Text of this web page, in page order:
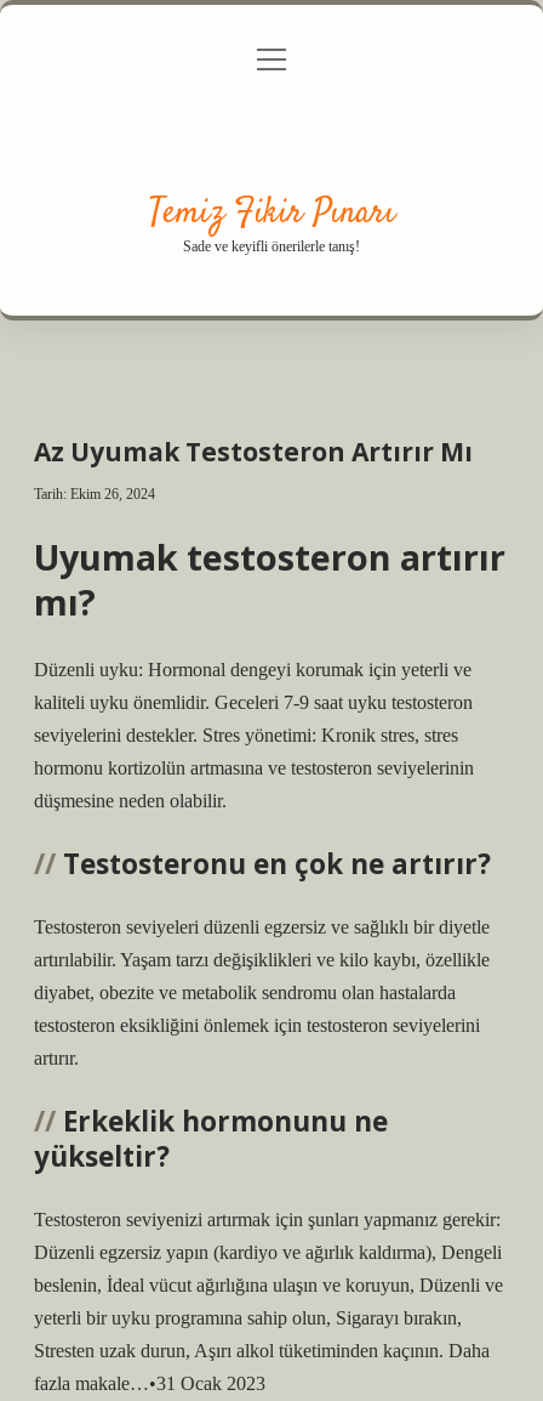
Gizlilik Politikası
menüyü
Temiz Fikir Pınarı
Sade ve keyifli önerilerle tanış!
Az Uyumak Testosteron Artırır Mı
Tarih: Ekim 26, 2024
Uyumak testosteron artırır
mı?
Düzenli uyku: Hormonal dengeyi korumak için yeterli ve
kaliteli uyku önemlidir. Geceleri 7-9 saat uyku testosteron
seviyelerini destekler. Stres yönetimi: Kronik stres, stres
hormonu kortizolün artmasına ve testosteron seviyelerinin
düşmesine neden olabilir.
Testosteronu en çok ne artırır?
Testosteron seviyeleri düzenli egzersiz ve sağlıklı bir diyetle
artırılabilir. Yaşam tarzı değişiklikleri ve kilo kaybı, özellikle
diyabet, obezite ve metabolik sendromu olan hastalarda
testosteron eksikliğini önlemek için testosteron seviyelerini
artırır.
Erkeklik hormonunu ne
yükseltir?
Testosteron seviyenizi artırmak için şunları yapmanız gerekir:
Düzenli egzersiz yapın (kardiyo ve ağırlık kaldırma), Dengeli
beslenin, İdeal vücut ağırlığına ulaşın ve koruyun, Düzenli ve
yeterli bir uyku programına sahip olun, Sigarayı bırakın,
Stresten uzak durun, Aşırı alkol tüketiminden kaçının. Daha
fazla makale…•31 Ocak 2023